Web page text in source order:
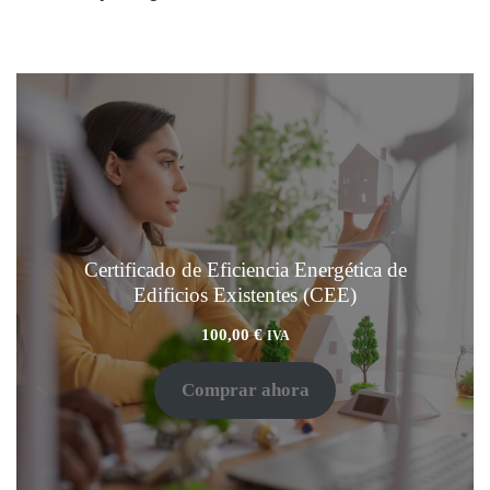
Certificado de Eficiencia Energética de
Edificios Existentes (CEE)
100,00€ IVA
Comprar ahora